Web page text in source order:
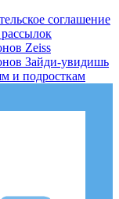
соглашение
Zeiss
Зайди-увидишь
и подросткам